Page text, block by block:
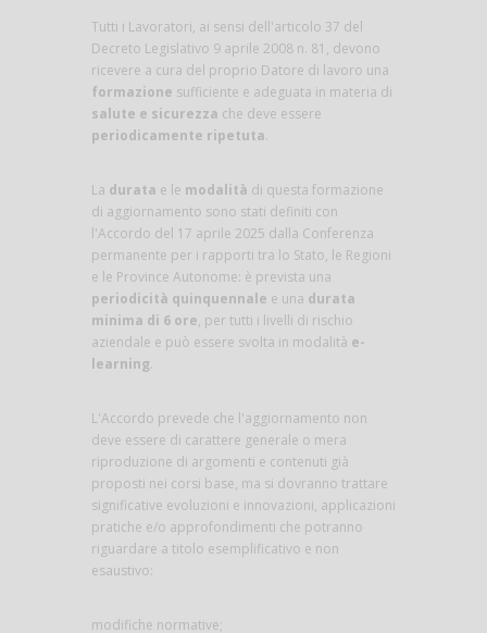
Tutti i Lavoratori, ai sensi dell'articolo 37 del
Decreto Legislativo 9 aprile 2008 n. 81, devono
ricevere a cura del proprio Datore di lavoro una
formazione sufficiente e adeguata in materia di
salute e sicurezza che deve essere
periodicamente ripetuta.
La durata e le modalità di questa formazione
di aggiornamento sono stati definiti con
l'Accordo del 17 aprile 2025 dalla Conferenza
permanente per i rapporti tra lo Stato, le Regioni
e le Province Autonome: è prevista una
periodicità quinquennale e una durata
minima di 6 ore, per tutti i livelli di rischio
aziendale e può essere svolta in modalità e-
learning.
L'Accordo prevede che l'aggiornamento non
deve essere di carattere generale o mera
riproduzione di argomenti e contenuti già
proposti nei corsi base, ma si dovranno trattare
significative evoluzioni e innovazioni, applicazioni
pratiche e/o approfondimenti che potranno
riguardare a titolo esemplificativo e non
esaustivo:
modifiche normative;